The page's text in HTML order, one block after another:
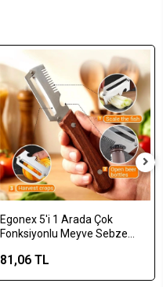
Egonex 5'i 1 Arada Çok
Fonksiyonlu Meyve Sebze
Şişe Açacağı – Ahşap Saplı
81,06 TL